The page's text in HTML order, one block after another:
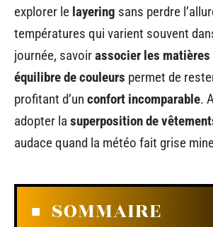
explorer le layering sans perdre
températures qui varient souvent
journée, savoirassocier les matières
équilibre de couleurs permet de
profitant d’un confort incomparable.
adopter la superposition de
audace quand la météo fait grise
SOMMAIRE